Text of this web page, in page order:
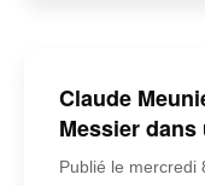
Claude
Messier
Publié le mercredi